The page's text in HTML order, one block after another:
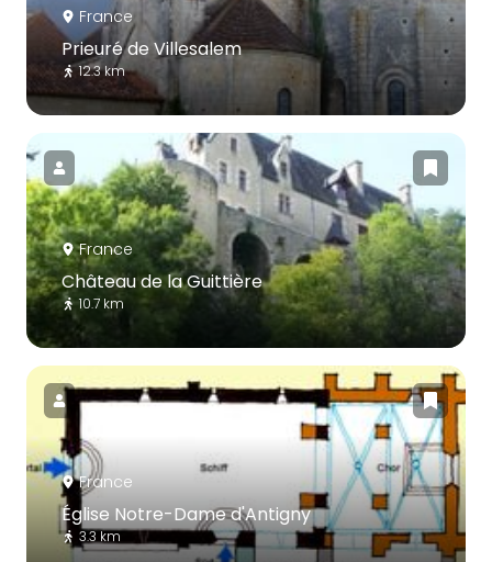
France
Prieuré de Villesalem
12.3 km
France
Château de la Guittière
10.7 km
France
Église Notre-Dame d'Antigny
3.3 km